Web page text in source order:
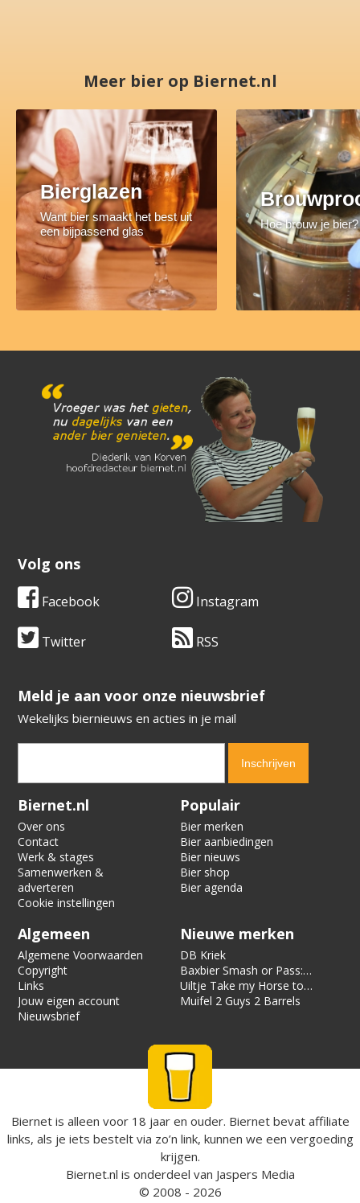
Meer bier op Biernet.nl
Bierglazen
Want bier smaakt het best uit
een bijpassend glas
Hoe brouw je bier?
Volg ons
Facebook Instagram
Twitter RSS
​​​​​​​Meld je aan voor onze nieuwsbrief
Wekelijks biernieuws en acties in je mail
Verification code:
Biernet.nl
Over ons
Contact
Werk & stages
Samenwerken &
adverteren
Cookie instellingen
Populair
Bier merken
Bier aanbiedingen
Bier nieuws
Bier shop
Bier agenda
Algemeen
Algemene Voorwaarden
Copyright
Links
Jouw eigen account
Nieuwsbrief
Nieuwe merken
DB Kriek
Baxbier Smash or Pass:
Strata
Uiltje Take my Horse to
the Hotel Room
Muifel 2 Guys 2 Barrels
Biernet is alleen voor 18 jaar en ouder. Biernet bevat affiliate
links, als je iets bestelt via zo’n link, kunnen we een vergoeding
krijgen.
Biernet.nl is onderdeel van Jaspers Media
© 2008 - 2026